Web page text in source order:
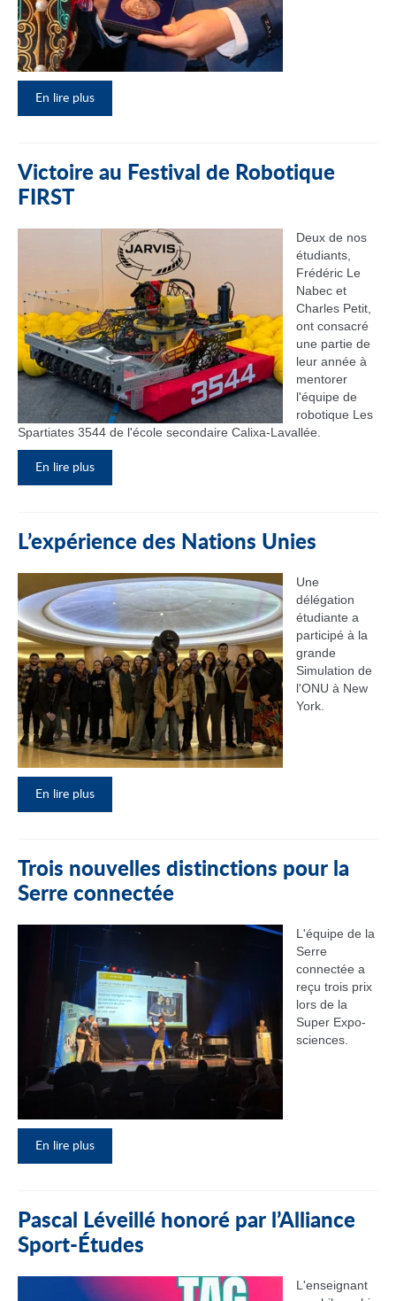
En lire plus
Victoire au Festival de Robotique
FIRST
Deux de nos
étudiants,
Frédéric Le
Nabec et
Charles Petit,
ont consacré
une partie de
leur année à
mentorer
l'équipe de
robotique Les
Spartiates 3544 de l'école secondaire Calixa-Lavallée.
En lire plus
L’expérience des Nations Unies
Une
délégation
étudiante a
participé à la
grande
Simulation de
l'ONU à New
York.
En lire plus
Trois nouvelles distinctions pour la
Serre connectée
L'équipe de la
Serre
connectée a
reçu trois prix
lors de la
Super Expo-
sciences.
En lire plus
Pascal Léveillé honoré par l’Alliance
Sport-Études
L'enseignant